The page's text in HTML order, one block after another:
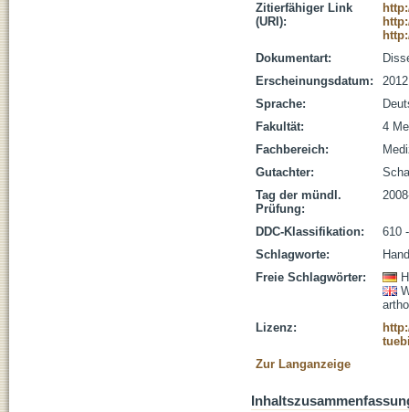
Zitierfähiger Link
(URI):
Dokumentart:
Erscheinungsdatum:
2012
Sprache:
Fakultät:
4
Fachbereich:
Gutachter:
Tag der mündl.
Prüfung:
DDC-Klassifikation:
610
Schlagworte:
Freie Schlagwörter:
Lizenz:
Zur Langanzeige